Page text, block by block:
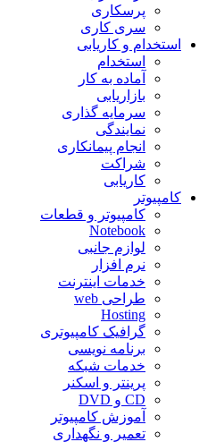
پرسکاری
سری کاری
استخدام و کاریابی
استخدام
آماده به کار
بازاریابی
سرمایه گذاری
نمایندگی
انجام پیمانکاری
شراکت
کاریابی
کامپیوتر
کامپیوتر و قطعات
Notebook
لوازم جانبی
نرم افزار
خدمات اینترنت
طراحی web
Hosting
گرافیک کامپیوتری
برنامه نویسی
خدمات شبکه
پرینتر و اسکنر
CD و DVD
آموزش کامپیوتر
تعمیر و نگهداری